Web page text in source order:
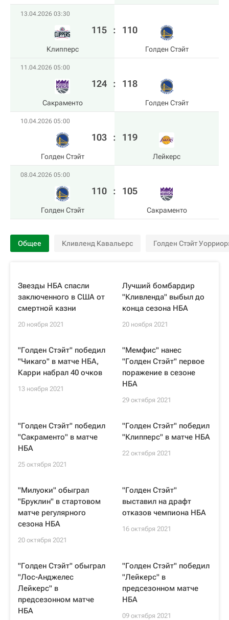
13.04.2026 03:30
Клипперс
115 : 110
Голден Стэйт
11.04.2026 05:00
Сакраменто
124 : 118
Голден Стэйт
10.04.2026 05:00
Голден Стэйт
103 : 119
Лейкерс
08.04.2026 05:00
Голден Стэйт
110 : 105
Сакраменто
Общее Кливленд Кавальерс Голден Стэйт
Звезды НБА спасли
заключенного в США от
смертной казни
20 ноября 2021
Лучший бомбардир
"Кливленда" выбыл до
конца сезона НБА
20 ноября 2021
"Голден Стэйт" победил
"Чикаго" в матче НБА,
Карри набрал 40 очков
13 ноября 2021
"Мемфис" нанес
"Голден Стэйт" первое
поражение в сезоне
НБА
29 октября 2021
"Голден Стэйт" победил
"Сакраменто" в матче
НБА
25 октября 2021
"Голден Стэйт" победил
"Клипперс" в матче НБА
22 октября 2021
"Милуоки" обыграл
"Бруклин" в стартовом
матче регулярного
сезона НБА
20 октября 2021
"Голден Стэйт"
выставил на драфт
отказов чемпиона НБА
16 октября 2021
"Голден Стэйт" обыграл
"Лос-Анджелес
Лейкерс" в
предсезонном матче
НБА
"Голден Стэйт" победил
"Лейкерс" в
предсезонном матче
НБА
09 октября 2021